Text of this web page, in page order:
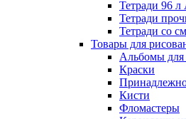
Тетради 96 л
Тетради
Тетради со
Товары для
Альбомы для
Краски
Кисти
Фломастеры